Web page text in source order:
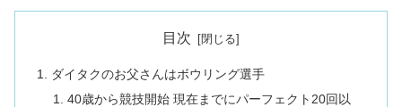
目次
ダイタクのお父さんはボウリング選手
40歳から競技開始 現在までにパーフェクト20回以